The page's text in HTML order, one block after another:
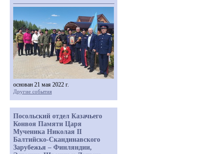
основан 21 мая 2022 г.
Другие события
Посольский отдел Казачьего
Конвоя Памяти Царя
Мученика Николая II
Балтийско-Скандинавского
Зарубежья – Финляндии,